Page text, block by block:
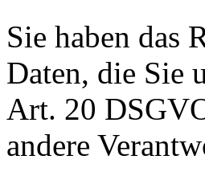
Sie haben das
Daten, die Sie
Art. 20
andere